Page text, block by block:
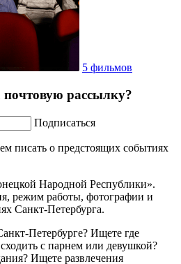
5 фильмов
рассылку?
Подписаться
писать о предстоящих событиях
Народной Республики».
режим работы, фотографии и
Санкт-Петербурга.
Петербурге? Ищете где
с парнем или девушкой?
Ищете развлечения